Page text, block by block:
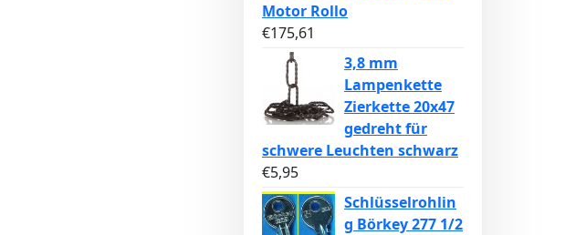
Motor Rollo
€175,61
3,8 mm
Lampenkette
Zierkette 20x47
gedreht für
schwere Leuchten schwarz
€5,95
Schlüsselrohlin
g Börkey 277 1/2